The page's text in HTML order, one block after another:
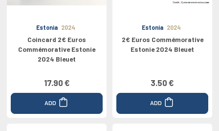
Estonia 2024
Coincard 2€ Euros
Commémorative Estonie
2024 Bleuet
17.90 €
ADD
Estonia 2024
2€ Euros Commémorative
Estonie 2024 Bleuet
3.50 €
ADD